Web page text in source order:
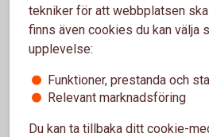
Kontakt
Fler företagslån
tekniker för att webbplatsen
finns även cookies du kan välja
upplevelse:
Funktioner, prestanda och
Relevant marknadsföring
Du kan ta tillbaka ditt cookie-